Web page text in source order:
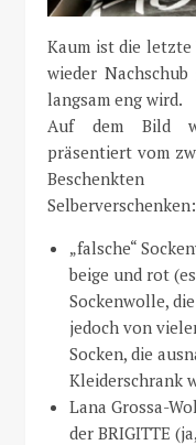
Kaum ist die
wieder
langsam eng wird.
Auf dem Bild
präsentiert vom
Selberverschenken:
„falsche“
beige und rot
Sockenwolle,
jedoch von
Socken, die
Kleiderschrank
Lana Grossa-
der BRIGITTE